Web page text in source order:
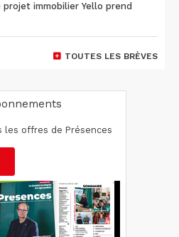
immobilier Yello prend
TOUTES LES BRÈVES
les offres de Présences